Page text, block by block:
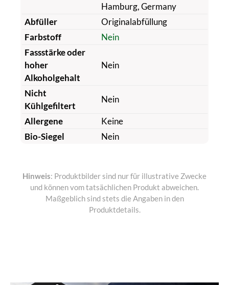
Hamburg, Germany
Abfüller
Originalabfüllung
Farbstoff
Nein
Fassstärke oder
hoher
Alkoholgehalt
Nein
Nicht
Kühlgefiltert
Nein
Allergene
Keine
Bio-Siegel
Nein
Hinweis: Produktbilder sind nur für illustrative Zwecke
und können vom tatsächlichen Produkt abweichen.
Maßgeblich sind stets die Angaben in den
Produktdetails.